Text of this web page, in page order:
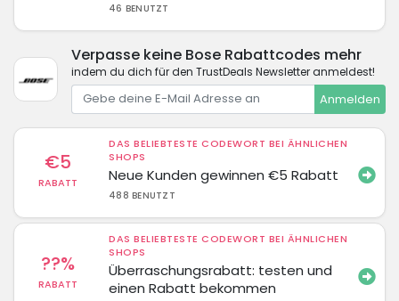
46 BENUTZT
Verpasse keine Bose Rabattcodes mehr
indem du dich für den TrustDeals Newsletter anmeldest!
Anmelden
€5
RABATT
DAS BELIEBTESTE CODEWORT BEI ÄHNLICHEN
SHOPS
Neue Kunden gewinnen €5 Rabatt
488 BENUTZT
??%
RABATT
DAS BELIEBTESTE CODEWORT BEI ÄHNLICHEN
SHOPS
Überraschungsrabatt: testen und
einen Rabatt bekommen